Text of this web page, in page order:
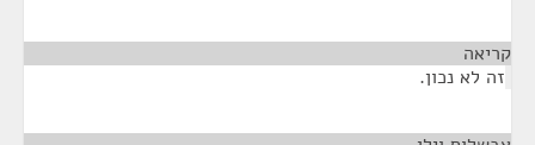
קריאה
זה לא נכון.